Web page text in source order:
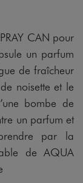
CAN pour
un parfum
de fraîcheur
noisette et le
bombe de
un parfum et
par la
de AQUA